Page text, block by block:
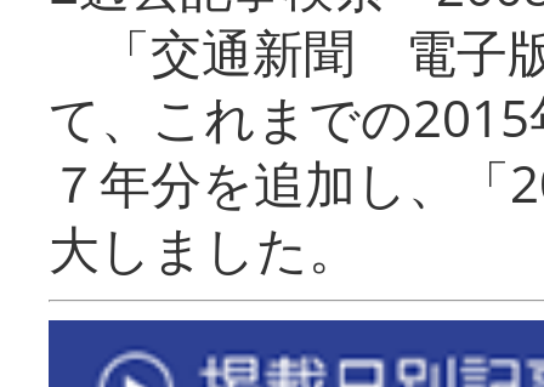
「交通新聞 電子
て、これまでの
７年分を追加し、「
大しまし